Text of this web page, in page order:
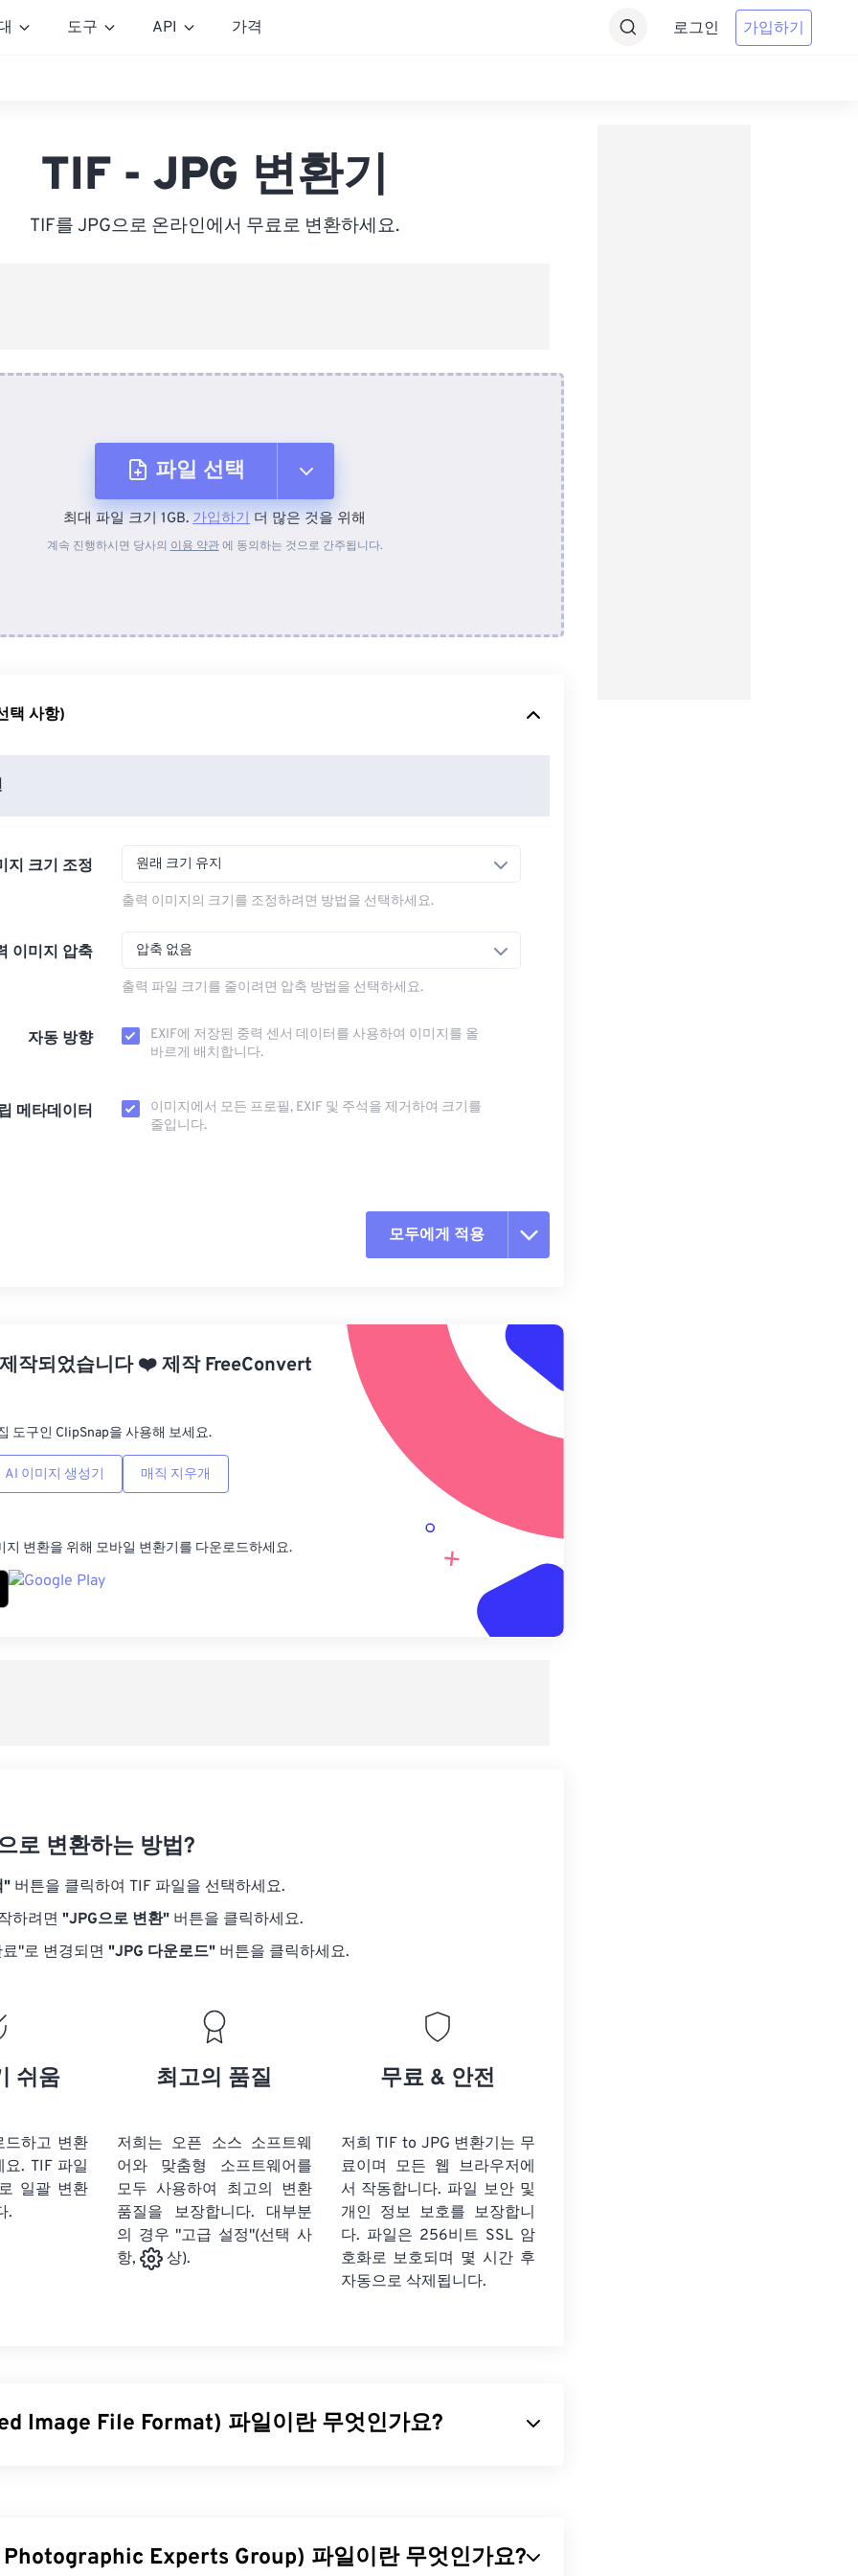
도구 API 가격 로그인 가입하기
TIF - JPG 변환기
TIF를 JPG으로 온라인에서 무료로 변환하세요.
파일 선택
장치에서
최대 파일 크기 1GB. 가입하기 더 많은 것을 위해
계속 진행하시면 당사의 이용 약관에 동의하는 것으로 간주됩니다.
택 사항)
지 크기 조정 원래 크기 유지
출력 이미지의 크기를 조정하려면 방법을 선택하세요.
이미지 압축 압축 없음
출력 파일 크기를 줄이려면 압축 방법을 선택하세요.
자동 방향
EXIF에 저장된 중력 센서 데이터를 사용하여 이미지를 올
바르게 배치합니다.
메타데이터
이미지에서 모든 프로필, EXIF ​​및 주석을 제거하여 크기를
줄입니다.
모두에게 적용
사전 설정에서 적용
사전 설정으로 저장
작되었습니다❤️제작FreeConvert
도구인 ClipSnap을 사용해 보세요.
AI 이미지 생성기 매직 지우개
지 변환을 위해 모바일 변환기를 다운로드하세요.
로 변환하는 방법?
" 버튼을 클릭하여 TIF 파일을 선택하세요.
하려면 "JPG으로 변환" 버튼을 클릭하세요.
"로 변경되면 "JPG 다운로드" 버튼을 클릭하세요.
쉬움
하고 변환
요. TIF 파일
일괄 변환
.
최고의 품질
저희는 오픈 소스 소프트웨
어와 맞춤형 소프트웨어를
모두 사용하여 최고의 변환
품질을 보장합니다. 대부분
의 경우 "고급 설정"(선택 사
항,
상).
무료 & 안전
저희 TIF to JPG 변환기는 무
료이며 모든 웹 브라우저에
서 작동합니다. 파일 보안 및
개인 정보 보호를 보장합니
다. 파일은 256비트 SSL 암
호화로 보호되며 몇 시간 후
자동으로 삭제됩니다.
Image File Format) 파일이란 무엇인가요?
지의
컨테이너 로 사용할 수 있는 유연성을 제공합니다.
Experts Group) 파일이란 무엇인가요?